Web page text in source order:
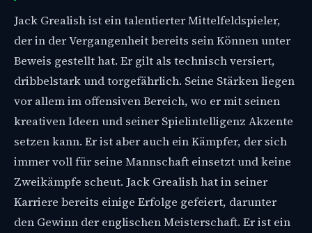
Jack Grealish ist ein talentierter Mittelfeldspieler,
der in der Vergangenheit bereits sein Können unter
Beweis gestellt hat. Er gilt als technisch versiert,
dribbelstark und torgefährlich. Seine Stärken liegen
vor allem im offensiven Bereich, wo er mit seinen
kreativen Ideen und seiner Spielintelligenz Akzente
setzen kann. Er ist aber auch ein Kämpfer, der sich
immer voll für seine Mannschaft einsetzt und keine
Zweikämpfe scheut. Jack Grealish hat in seiner
Karriere bereits einige Erfolge gefeiert, darunter
den Gewinn der englischen Meisterschaft. Er ist ein